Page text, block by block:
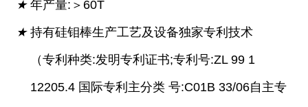
★ 年产量:＞60T
★ 持有硅钼棒生产工艺及设备独家专利技术
（专利种类:发明专利证书;专利号:ZL 99 1
12205.4 国际专利主分类 号:C01B 33/06自主专